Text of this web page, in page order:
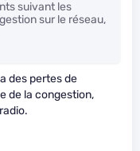
suivant les
sur le réseau,
des pertes de
de la congestion,